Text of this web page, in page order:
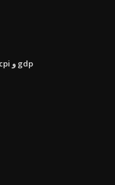
حساب معدل التضخم باستخدام معامل انحدار cpi و gdp